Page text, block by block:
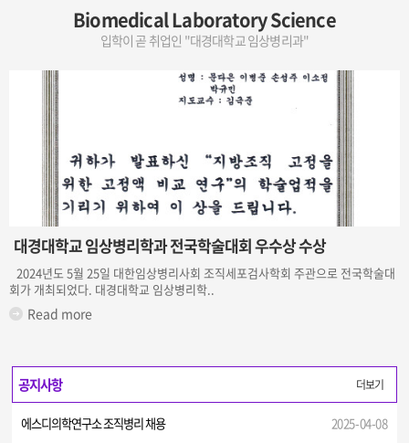
Biomedical Laboratory Science
입학이 곧 취업인 "대경대학교 임상병리과"
대경대학교 임상병리학과 전국학술대회 우수상 수상
2024년도 5월 25일 대한임상병리사회 조직세포검사학회 주관으로 전국학술대
회가 개최되었다. 대경대학교 임상병리학..
Read more
공지사항
에스디의학연구소 조직병리 채용
2025-04-08
더보기